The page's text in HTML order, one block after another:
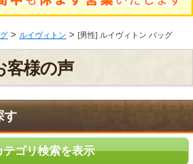
> ルイヴィトン > [男性] ルイヴィトン バッグ
客様の声
す
テゴリ検索を表示